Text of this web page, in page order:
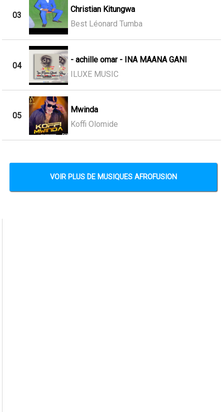
03
Christian Kitungwa
Best Léonard Tumba
04
- achille omar - INA MAANA GANI
ILUXE MUSIC
05
Mwinda
Koffi Olomide
VOIR PLUS DE MUSIQUES AFROFUSION